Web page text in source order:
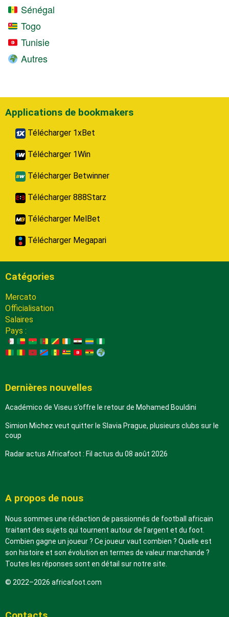
Sénégal
Togo
Tunisie
Autres
Applications de bookmakers
Télécharger 1xBet
Télécharger 1Win
Télécharger Betwinner
Télécharger 888Starz
Télécharger MelBet
Télécharger Megapari
Catégories
Mercato
Officialisation
Salaires
Pays :
Dernières nouvelles
Académico de Viseu s’offre le retour de Mohamed Bouldini
Simion Michez veut quitter le Slavia Prague, plusieurs clubs sur le
coup
Radar actus Africafoot : Fil actus du 08 août 2026
A propos de nous
Nous sommes une rédaction de passionnés de football africain
traitant des sujets qui tournent autour de l’argent et du foot.
Combien gagne un joueur ? Ce joueur vaut combien ? Quelle est
son histoire et son évolution en termes de valeur marchande ?
Toutes les réponses sont en détail sur notre site.
© 2022–2026 africafoot.com